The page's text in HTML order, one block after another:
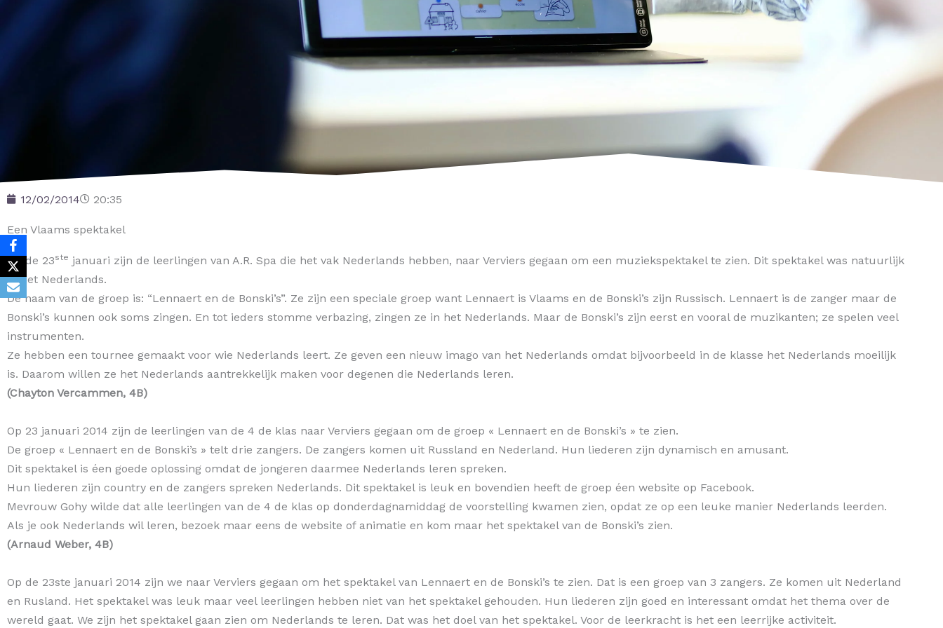
12/02/2014 20:35
Een Vlaams spektakel
Op de 23ste januari zijn de leerlingen van A.R. Spa die het vak Nederlands hebben, naar Verviers gegaan om een muziekspektakel te zien. Dit spektakel was natuurlijk
in het Nederlands.
De naam van de groep is: “Lennaert en de Bonski’s”. Ze zijn een speciale groep want Lennaert is Vlaams en de Bonski’s zijn Russisch. Lennaert is de zanger maar de
Bonski’s kunnen ook soms zingen. En tot ieders stomme verbazing, zingen ze in het Nederlands. Maar de Bonski’s zijn eerst en vooral de muzikanten; ze spelen veel
instrumenten.
Ze hebben een tournee gemaakt voor wie Nederlands leert. Ze geven een nieuw imago van het Nederlands omdat bijvoorbeeld in de klasse het Nederlands moeilijk
is. Daarom willen ze het Nederlands aantrekkelijk maken voor degenen die Nederlands leren.
(Chayton Vercammen, 4B)
Op 23 januari 2014 zijn de leerlingen van de 4 de klas naar Verviers gegaan om de groep « Lennaert en de Bonski’s » te zien.
De groep « Lennaert en de Bonski’s » telt drie zangers. De zangers komen uit Russland en Nederland. Hun liederen zijn dynamisch en amusant.
Dit spektakel is éen goede oplossing omdat de jongeren daarmee Nederlands leren spreken.
Hun liederen zijn country en de zangers spreken Nederlands. Dit spektakel is leuk en bovendien heeft de groep éen website op Facebook.
Mevrouw Gohy wilde dat alle leerlingen van de 4 de klas op donderdagnamiddag de voorstelling kwamen zien, opdat ze op een leuke manier Nederlands leerden.
Als je ook Nederlands wil leren, bezoek maar eens de website of animatie en kom maar het spektakel van de Bonski’s zien.
(Arnaud Weber, 4B)
Op de 23ste januari 2014 zijn we naar Verviers gegaan om het spektakel van Lennaert en de Bonski’s te zien. Dat is een groep van 3 zangers. Ze komen uit Nederland
en Rusland. Het spektakel was leuk maar veel leerlingen hebben niet van het spektakel gehouden. Hun liederen zijn goed en interessant omdat het thema over de
wereld gaat. We zijn het spektakel gaan zien om Nederlands te leren. Dat was het doel van het spektakel. Voor de leerkracht is het een leerrijke activiteit.